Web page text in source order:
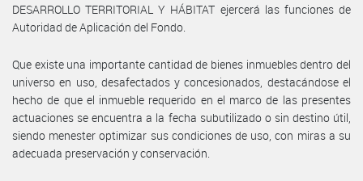
DESARROLLO TERRITORIAL Y HÁBITAT ejercerá las funciones de
Autoridad de Aplicación del Fondo.
Que existe una importante cantidad de bienes inmuebles dentro del
universo en uso, desafectados y concesionados, destacándose el
hecho de que el inmueble requerido en el marco de las presentes
actuaciones se encuentra a la fecha subutilizado o sin destino útil,
siendo menester optimizar sus condiciones de uso, con miras a su
adecuada preservación y conservación.